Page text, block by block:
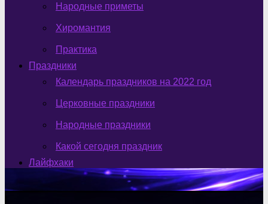
Народные приметы
Хиромантия
Практика
Праздники
Календарь праздников на 2022 год
Церковные праздники
Народные праздники
Какой сегодня праздник
Лайфхаки